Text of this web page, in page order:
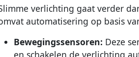
verlichting gaat verder
automatisering op basis
Bewegingssensoren: Deze